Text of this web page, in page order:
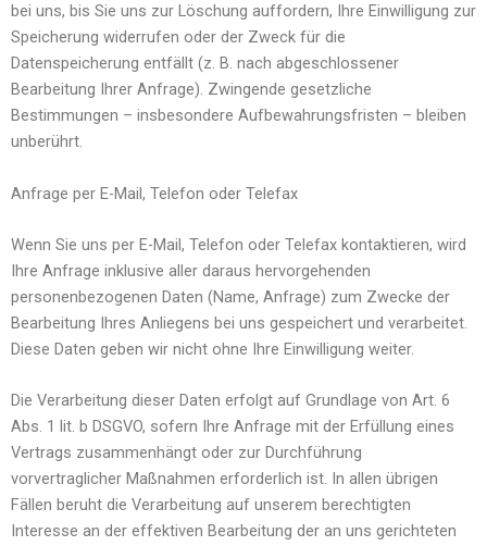
bei uns, bis Sie uns zur Löschung auffordern, Ihre Einwilligung zur
Speicherung widerrufen oder der Zweck für die
Datenspeicherung entfällt (z. B. nach abgeschlossener
Bearbeitung Ihrer Anfrage). Zwingende gesetzliche
Bestimmungen – insbesondere Aufbewahrungsfristen – bleiben
unberührt.
Anfrage per E-Mail, Telefon oder Telefax
Wenn Sie uns per E-Mail, Telefon oder Telefax kontaktieren, wird
Ihre Anfrage inklusive aller daraus hervorgehenden
personenbezogenen Daten (Name, Anfrage) zum Zwecke der
Bearbeitung Ihres Anliegens bei uns gespeichert und verarbeitet.
Diese Daten geben wir nicht ohne Ihre Einwilligung weiter.
Die Verarbeitung dieser Daten erfolgt auf Grundlage von Art. 6
Abs. 1 lit. b DSGVO, sofern Ihre Anfrage mit der Erfüllung eines
Vertrags zusammenhängt oder zur Durchführung
vorvertraglicher Maßnahmen erforderlich ist. In allen übrigen
Fällen beruht die Verarbeitung auf unserem berechtigten
Interesse an der effektiven Bearbeitung der an uns gerichteten